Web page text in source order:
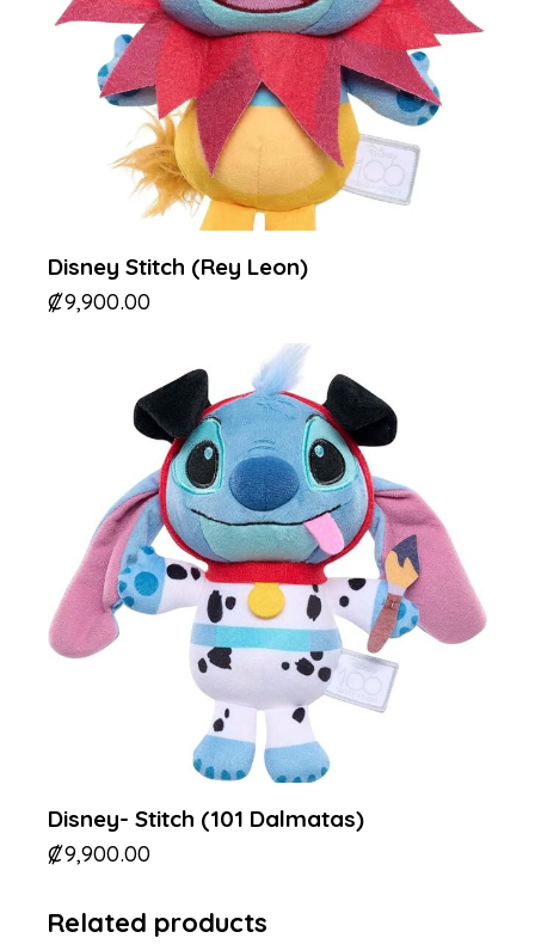
Disney Stitch (Rey Leon)
₡9,900.00
Disney- Stitch (101 Dalmatas)
₡9,900.00
Related products